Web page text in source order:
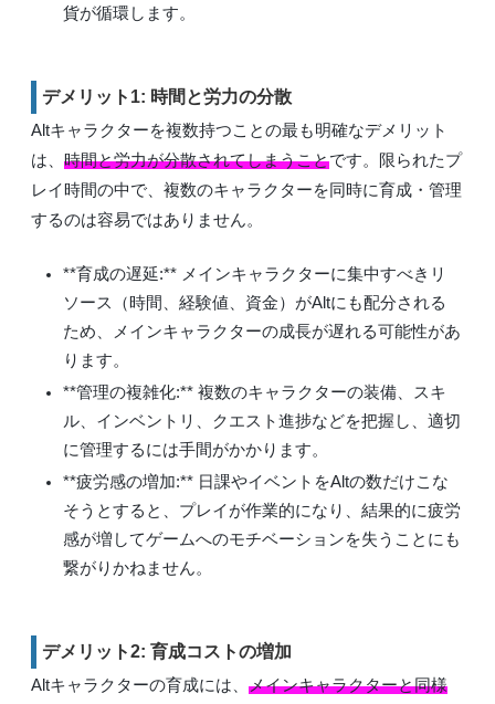
貨が循環します。
デメリット1: 時間と労力の分散
Altキャラクターを複数持つことの最も明確なデメリット
は、 時間と労力が分散されてしまうことです。限られたプ
レイ時間の中で、複数のキャラクターを同時に育成・管理
するのは容易ではありません。
**育成の遅延:** メインキャラクターに集中すべきリ
ソース（時間、経験値、資金）がAltにも配分される
ため、メインキャラクターの成長が遅れる可能性があ
ります。
**管理の複雑化:** 複数のキャラクターの装備、スキ
ル、インベントリ、クエスト進捗などを把握し、適切
に管理するには手間がかかります。
**疲労感の増加:** 日課やイベントをAltの数だけこな
そうとすると、プレイが作業的になり、結果的に疲労
感が増してゲームへのモチベーションを失うことにも
繋がりかねません。
デメリット2: 育成コストの増加
Altキャラクターの育成には、 メインキャラクターと同様